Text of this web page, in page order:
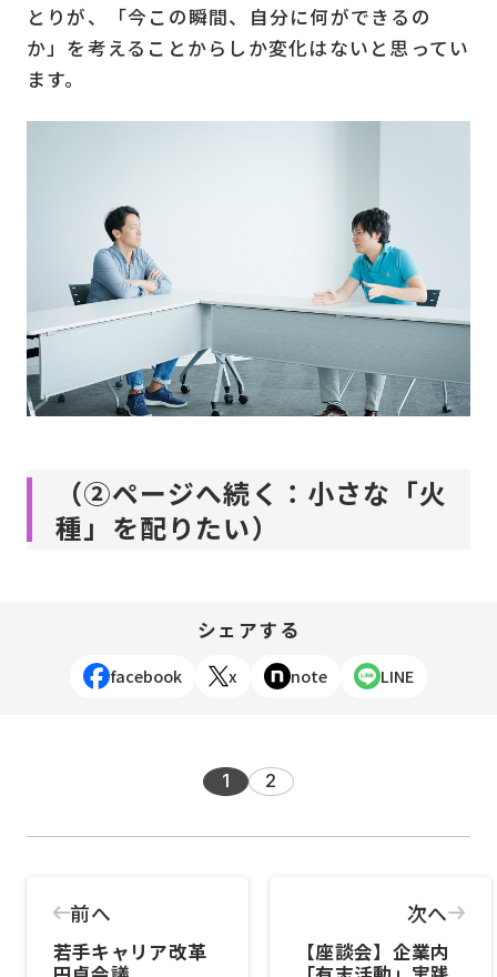
とりが、「今この瞬間、自分に何ができるの
か」を考えることからしか変化はないと思ってい
ます。
（②ページへ続く：小さな「火
種」を配りたい）
シェアする
facebook x note LINE
1 2
前へ
若手キャリア改革
次へ
【座談会】企業内